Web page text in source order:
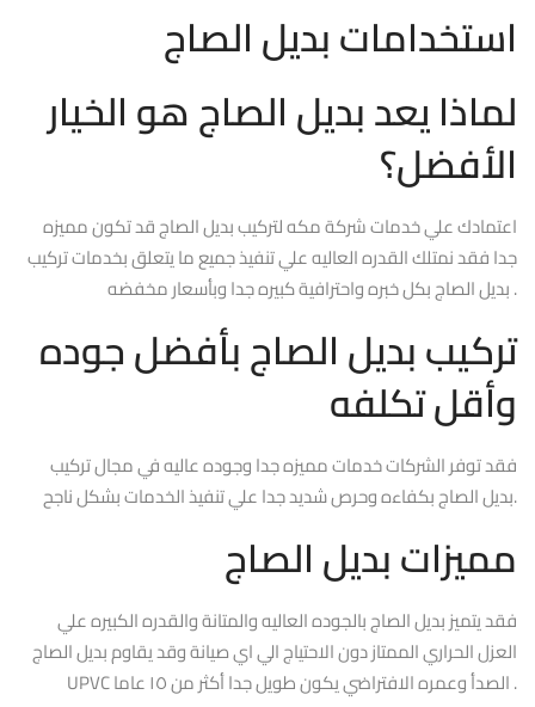
استخدامات بديل الصاج
لماذا يعد بديل الصاج هو الخيار
الأفضل؟
اعتمادك علي خدمات شركة مكه لتركيب بديل الصاج قد تكون مميزه
جدا فقد نمتلك القدره العاليه علي تنفيذ جميع ما يتعلق بخدمات تركيب
بديل الصاج بكل خبره واحترافية كبيره جدا وبأسعار مخفضه .
تركيب بديل الصاج بأفضل جوده
وأقل تكلفه
فقد توفر الشركات خدمات مميزه جدا وجوده عاليه في مجال تركيب
بديل الصاج بكفاءه وحرص شديد جدا علي تنفيذ الخدمات بشكل ناجح.
مميزات بديل الصاج
فقد يتميز بديل الصاج بالجوده العاليه والمتانة والقدره الكبيره علي
العزل الحراري الممتاز دون الاحتياج الي اي صيانة وقد يقاوم بديل الصاج
UPVC الصدأ وعمره الافتراضي يكون طويل جدا أكثر من ١٥ عاما .